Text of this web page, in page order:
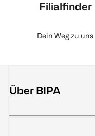
Filialfinder
Dein Weg zu uns
Über BIPA